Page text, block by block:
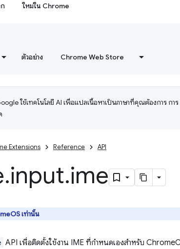
ใหม่ใน Chrome
ตัวอย่าง Chrome Web Store
ใช้เทคโนโลยี AI เพื่อแปลเนื้อหาเป็นภาษาที่คุณต้องการ การ
Extensions Reference API
.input.ime
เท่านั้น
API เพื่อติดตั้งใช้งาน IME ที่กำหนดเองสำหรับ